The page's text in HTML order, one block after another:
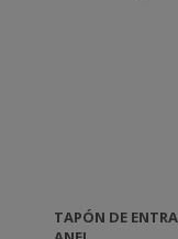
TAPÓN DE